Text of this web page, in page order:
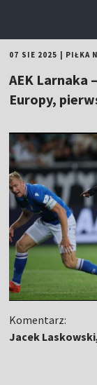
07 SIE 2025 PIŁKA
AEK Larnaka
Europy,
Komentarz:
Jacek